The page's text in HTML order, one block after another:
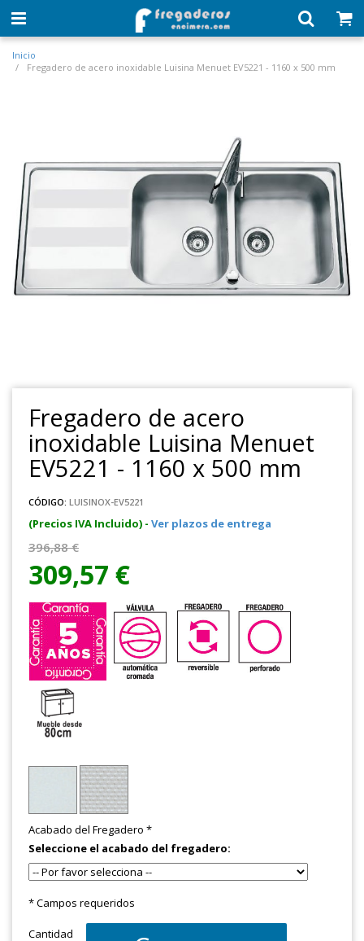
Inicio
Fregadero de acero inoxidable Luisina Menuet EV5221 - 1160 x 500 mm
Fregadero de acero
inoxidable Luisina Menuet
EV5221 - 1160 x 500 mm
CÓDIGO: LUISINOX-EV5221
(Precios IVA Incluido) - Ver plazos de entrega
396,88 €
309,57 €
Acabado del Fregadero *
Seleccione el acabado del fregadero:
* Campos requeridos
Cantidad